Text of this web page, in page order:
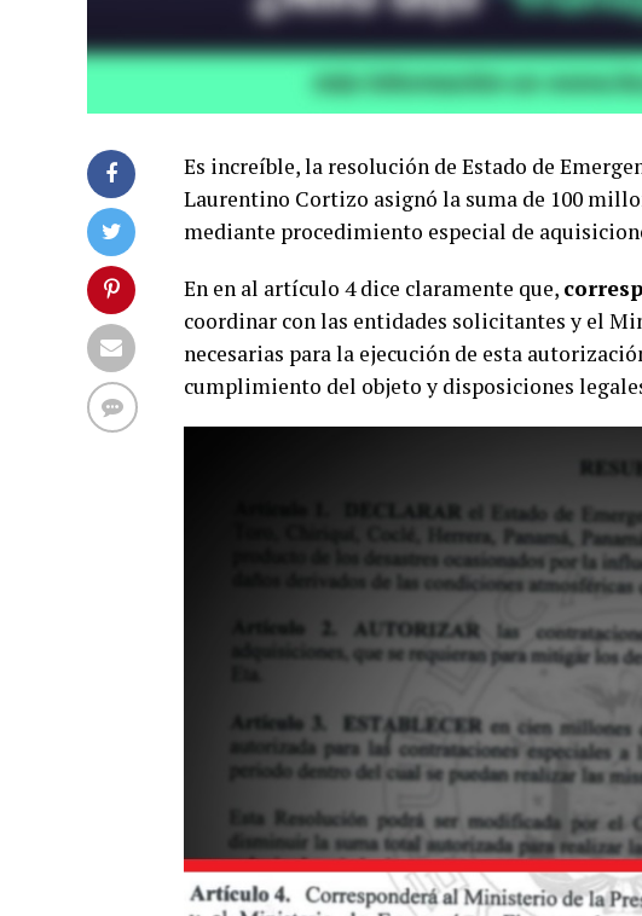
Es increíble, la resolución de Estado de
Laurentino Cortizo asignó la suma de 100
mediante procedimiento especial de
En en al artículo 4 dice claramente que,
coordinar con las entidades solicitantes y el
necesarias para la ejecución de esta
cumplimiento del objeto y disposiciones